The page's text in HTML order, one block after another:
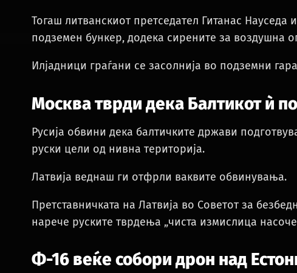
Тогаш литванскиот претседател Гитанас
подземен бункер, додека сирените за воздушна
Илјадници граѓани се засолнија во подземни
Москва тврди дека Балтикот ѝ
Русија обвини дека балтичките држави
руски цели од нивна територија.
Латвија веднаш ги отфрли ваквите обвинувања.
Претставничката на Латвија во Советот за
нарече руските тврдења „чиста измислица
Ф-16 веќе собори дрон над